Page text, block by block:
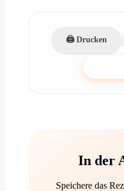
🖨️ Drucken
In der
Speichere das